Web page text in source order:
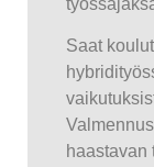
Saat
haastavan